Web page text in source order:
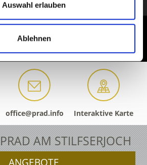
Auswahl erlauben
Ablehnen
office@prad.info Interaktive Karte
AM STILFSERJOCH